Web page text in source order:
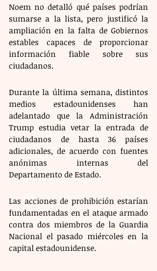
Noem no detalló qué países podrían
sumarse a la lista, pero justificó la
ampliación en la falta de Gobiernos
estables capaces de proporcionar
información fiable sobre sus
ciudadanos.
Durante la última semana, distintos
medios estadounidenses han
adelantado que la Administración
Trump estudia vetar la entrada de
ciudadanos de hasta 36 países
adicionales, de acuerdo con fuentes
anónimas internas del
Departamento de Estado.
Las acciones de prohibición estarían
fundamentadas en el ataque armado
contra dos miembros de la Guardia
Nacional el pasado miércoles en la
capital estadounidense.